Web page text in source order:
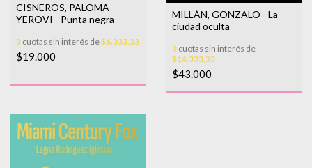
CISNEROS, PALOMA
YEROVI - Punta negra
3 cuotas sin interés de$6.333,33
$19.000
MILLÁN, GONZALO - La
ciudad oculta
3 cuotas sin interés de
$14.333,33
$43.000